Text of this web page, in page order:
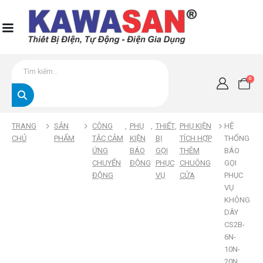
0
TRANG
CHỦ
SẢN
PHẨM
CÔNG
TẮC CẢM
ỨNG
CHUYỂN
ĐỘNG
, PHỤ
KIỆN
BÁO
ĐỘNG
, THIẾT
BỊ
GỌI
PHỤC
VỤ
, PHỤ KIỆN
TÍCH HỢP
THÊM
CHUÔNG
CỬA
HỆ
THỐNG
BÁO
GỌI
PHỤC
VỤ
KHÔNG
DÂY
CS2B-
6N-
10N-